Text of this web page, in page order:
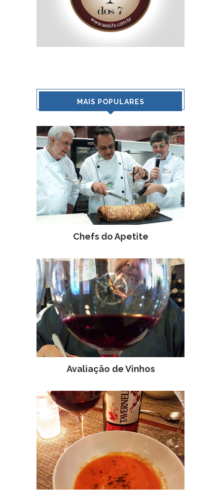
MAIS POPULARES
Chefs do Apetite
Avaliação de Vinhos